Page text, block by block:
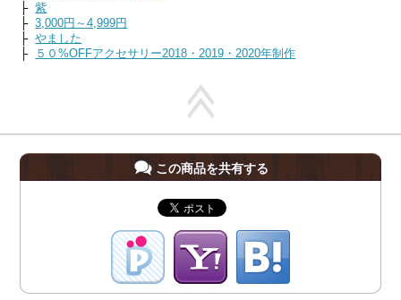
├紫
├3,000円～4,999円
├やました
├
５０%OFFアクセサリー2018・2019・2020年制作
この商品を共有する